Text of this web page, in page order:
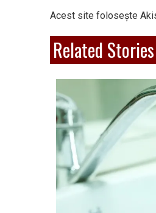
Acest site folosește
Related Stories